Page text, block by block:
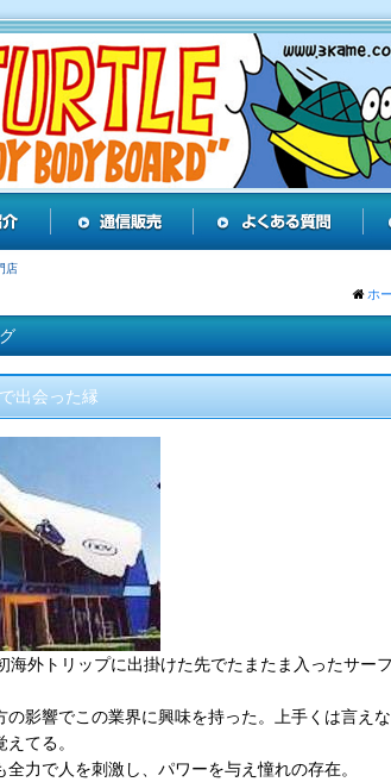
店
ホ
出会った縁
海外トリップに出掛けた先でたまたま入ったサーフ
の影響でこの業界に興味を持った。上手くは言え
てる。
力で人を刺激し、パワーを与え憧れの存在。